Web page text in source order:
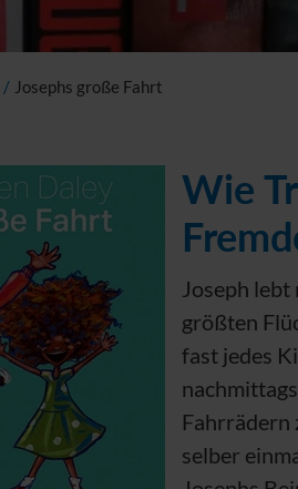
/ Josephs große Fahrt
Wie
Joseph
größten
fast jedes
Fahrrädern
selber